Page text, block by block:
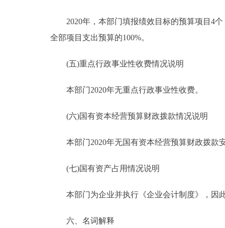
2020年，本部门填报绩效目标的预算项目4个
全部项目支出预算的100%。
(五)重点行政事业性收费情况说明
本部门2020年无重点行政事业性收费。
(六)国有资本经营预算财政拨款情况说明
本部门2020年无国有资本经营预算财政拨款
(七)国有资产占用情况说明
本部门为企业并执行《企业会计制度》，因此
六、名词解释